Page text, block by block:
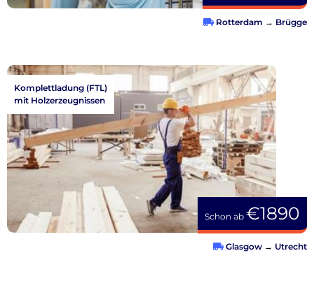
Rotterdam → Brügge
Schon ab €1890
Komplettladung (FTL)
mit Holzerzeugnissen
Glasgow → Utrecht